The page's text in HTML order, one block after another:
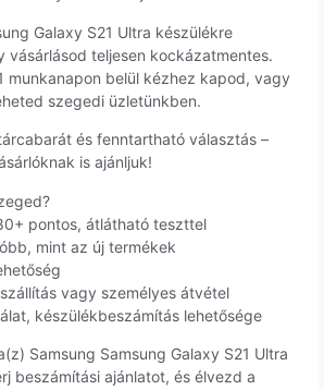
Galaxy S21 Ultra készülékre
vásárlásod teljesen kockázatmentes.
munkanapon belül kézhez kapod, vagy
szegedi üzletünkben.
és fenntartható választás –
is ajánljuk!
pontos, átlátható teszttel
mint az új termékek
vagy személyes átvétel
készülékbeszámítás lehetősége
Samsung Samsung Galaxy S21 Ultra
beszámítási ajánlatot, és élvezd a